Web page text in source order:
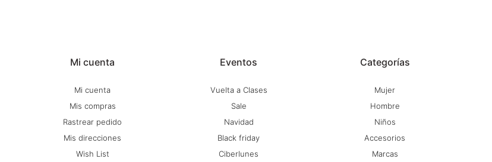
Mi cuenta
Mi cuenta
Mis compras
Rastrear pedido
Mis direcciones
Wish List
Eventos
Vuelta a Clases
Sale
Navidad
Black friday
Ciberlunes
Categorías
Mujer
Hombre
Niños
Accesorios
Marcas